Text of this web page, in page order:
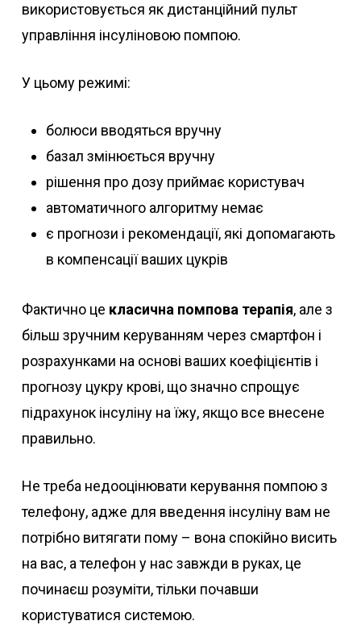
використовується як дистанційний пульт
управління інсуліновою помпою.
У цьому режимі:
болюси вводяться вручну
базал змінюється вручну
рішення про дозу приймає користувач
автоматичного алгоритму немає
є прогнози і рекомендації, які допомагають
в компенсації ваших цукрів
Фактично це класична помпова терапія, але з
більш зручним керуванням через смартфон і
розрахунками на основі ваших коефіцієнтів і
прогнозу цукру крові, що значно спрощує
підрахунок інсуліну на їжу, якщо все внесене
правильно.
Не треба недооцінювати керування помпою з
телефону, адже для введення інсуліну вам не
потрібно витягати пому – вона спокійно висить
на вас, а телефон у нас завжди в руках, це
починаєш розуміти, тільки почавши
користуватися системою.